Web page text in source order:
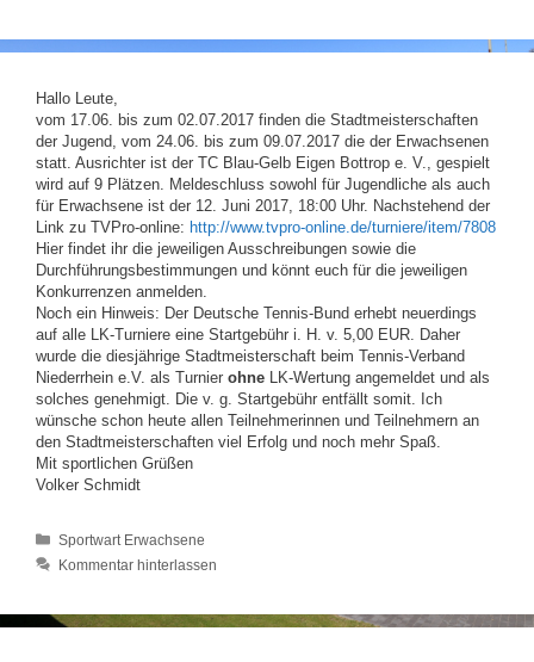
Hallo Leute,
vom 17.06. bis zum 02.07.2017 finden die Stadtmeisterschaften
der Jugend, vom 24.06. bis zum 09.07.2017 die der Erwachsenen
statt. Ausrichter ist der TC Blau-Gelb Eigen Bottrop e. V., gespielt
wird auf 9 Plätzen. Meldeschluss sowohl für Jugendliche als auch
für Erwachsene ist der 12. Juni 2017, 18:00 Uhr. Nachstehend der
Link zu TVPro-online: http://www.tvpro-online.de/turniere/item/7808
Hier findet ihr die jeweiligen Ausschreibungen sowie die
Durchführungsbestimmungen und könnt euch für die jeweiligen
Konkurrenzen anmelden.
Noch ein Hinweis: Der Deutsche Tennis-Bund erhebt neuerdings
auf alle LK-Turniere eine Startgebühr i. H. v. 5,00 EUR. Daher
wurde die diesjährige Stadtmeisterschaft beim Tennis-Verband
Niederrhein e.V. als Turnier ohne
LK-Wertung angemeldet und als
solches genehmigt. Die v. g. Startgebühr entfällt somit. Ich
wünsche schon heute allen Teilnehmerinnen und Teilnehmern an
den Stadtmeisterschaften viel Erfolg und noch mehr Spaß.
Mit sportlichen Grüßen
Volker Schmidt
Kategorien
Sportwart Erwachsene
Kommentar hinterlassen